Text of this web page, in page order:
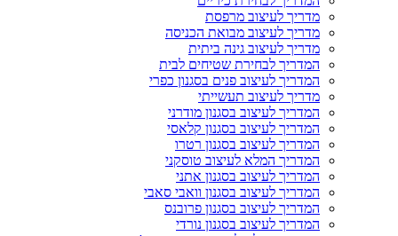
מדריך לעיצוב מרפסת
מדריך לעיצוב מבואת הכניסה
מדריך לעיצוב גינה ביתית
המדריך לבחירת שטיחים לבית
המדריך לעיצוב פנים בסגנון כפרי
מדריך לעיצוב תעשייתי
המדריך לעיצוב בסגנון מודרני
המדריך לעיצוב בסגנון קלאסי
המדריך לעיצוב בסגנון רטרו
המדריך המלא לעיצוב טוסקני
המדריך לעיצוב בסגנון אתני
המדריך לעיצוב בסגנון וואבי סאבי
המדריך לעיצוב בסגנון פרובנס
המדריך לעיצוב בסגנון נורדי